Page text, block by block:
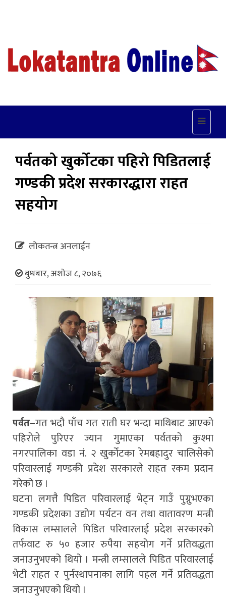
Toggle
पर्वतको खुर्कोटका पहिरो पिडितलाई
गण्डकी प्रदेश सरकारद्धारा राहत
सहयोग
लोकतन्त्र अनलाईन
बुधबार, अशोज ८, २०७६
पर्वत–गत भदौ पाँच गत राती घर भन्दा माथिबाट आएको
पहिरोले पुरिएर ज्यान गुमाएका पर्वतको कुश्मा
नगरपालिका वडा नं. २ खुर्कोटका रेमबहादुर चालिसेको
परिवारलाई गण्डकी प्रदेश सरकारले राहत रकम प्रदान
गरेको छ ।
घटना लगत्तै पिडित परिवारलाई भेट्न गाउँ पुग्नुभएका
गण्डकी प्रदेशका उद्योग पर्यटन वन तथा वातावरण मन्त्री
विकास लम्सालले पिडित परिवारलाई प्रदेश सरकारको
तर्फवाट रु ५० हजार रुपैया सहयोग गर्ने प्रतिवद्धता
जनाउनुभएको थियो । मन्त्री लम्सालले पिडित परिवारलाई
भेटी राहत र पुर्नस्थापनाका लागि पहल गर्ने प्रतिवद्धता
जनाउनुभएको थियो ।